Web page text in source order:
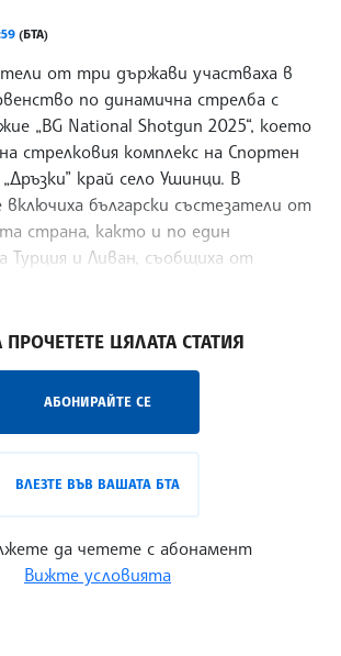
(БТА)
от три държави участваха в
по динамична стрелба с
„BG National Shotgun 2025“, което
стрелковия комплекс на Спортен
край село Ушинци. В
включиха български състезатели от
страна, както и по един
Турция и Ливан, съобщиха от
ПРОЧЕТЕТЕ ЦЯЛАТА СТАТИЯ
АБОНИРАЙТЕ СЕ
ВЛЕЗТЕ ВЪВ ВАШАТА БТА
да четете с абонамент
Вижте условията